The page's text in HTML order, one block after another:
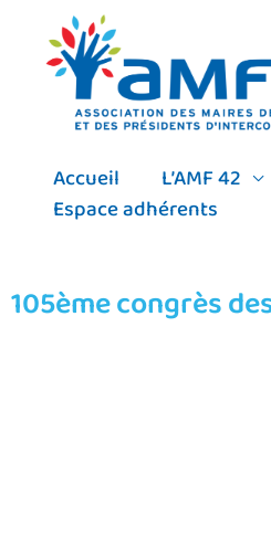
contenu
Accueil L’AMF 42
Espace adhérents
105ème congrès